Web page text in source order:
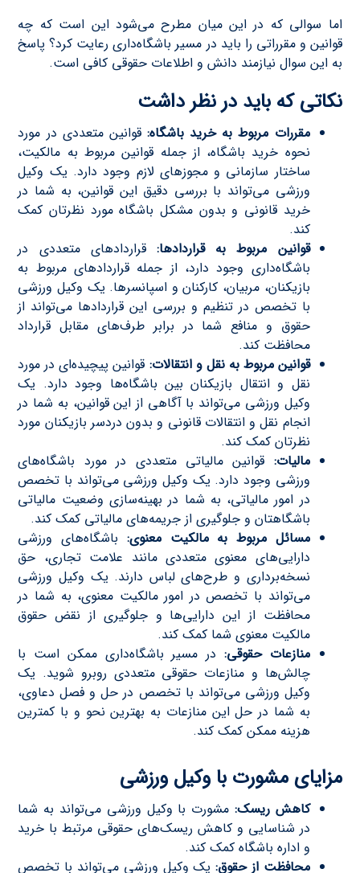
اما سوالی که در این میان مطرح می‌شود این است که چه
قوانین و مقرراتی را باید در مسیر باشگاه‌داری رعایت کرد؟ پاسخ
به این سوال نیازمند دانش و اطلاعات حقوقی کافی است.
نکاتی که باید در نظر داشت
مقررات مربوط به خرید باشگاه: قوانین متعددی در مورد
نحوه خرید باشگاه، از جمله قوانین مربوط به مالکیت،
ساختار سازمانی و مجوزهای لازم وجود دارد. یک وکیل
ورزشی می‌تواند با بررسی دقیق این قوانین، به شما در
خرید قانونی و بدون مشکل باشگاه مورد نظرتان کمک
کند.
قوانین مربوط به قراردادها: قراردادهای متعددی در
باشگاه‌داری وجود دارد، از جمله قراردادهای مربوط به
بازیکنان، مربیان، کارکنان و اسپانسرها. یک وکیل ورزشی
با تخصص در تنظیم و بررسی این قراردادها می‌تواند از
حقوق و منافع شما در برابر طرف‌های مقابل قرارداد
محافظت کند.
قوانین مربوط به نقل و انتقالات: قوانین پیچیده‌ای در مورد
نقل و انتقال بازیکنان بین باشگاه‌ها وجود دارد. یک
وکیل ورزشی می‌تواند با آگاهی از این قوانین، به شما در
انجام نقل و انتقالات قانونی و بدون دردسر بازیکنان مورد
نظرتان کمک کند.
مالیات: قوانین مالیاتی متعددی در مورد باشگاه‌های
ورزشی وجود دارد. یک وکیل ورزشی می‌تواند با تخصص
در امور مالیاتی، به شما در بهینه‌سازی وضعیت مالیاتی
باشگاهتان و جلوگیری از جریمه‌های مالیاتی کمک کند.
مسائل مربوط به مالکیت معنوی: باشگاه‌های ورزشی
دارایی‌های معنوی متعددی مانند علامت تجاری، حق
نسخه‌برداری و طرح‌های لباس دارند. یک وکیل ورزشی
می‌تواند با تخصص در امور مالکیت معنوی، به شما در
محافظت از این دارایی‌ها و جلوگیری از نقض حقوق
مالکیت معنوی شما کمک کند.
منازعات حقوقی: در مسیر باشگاه‌داری ممکن است با
چالش‌ها و منازعات حقوقی متعددی روبرو شوید. یک
وکیل ورزشی می‌تواند با تخصص در حل و فصل دعاوی،
به شما در حل این منازعات به بهترین نحو و با کمترین
هزینه ممکن کمک کند.
مزایای مشورت با وکیل ورزشی
کاهش ریسک: مشورت با وکیل ورزشی می‌تواند به شما
در شناسایی و کاهش ریسک‌های حقوقی مرتبط با خرید
و اداره باشگاه کمک کند.
محافظت از حقوق:یک وکیل ورزشی می‌تواند با تخصص